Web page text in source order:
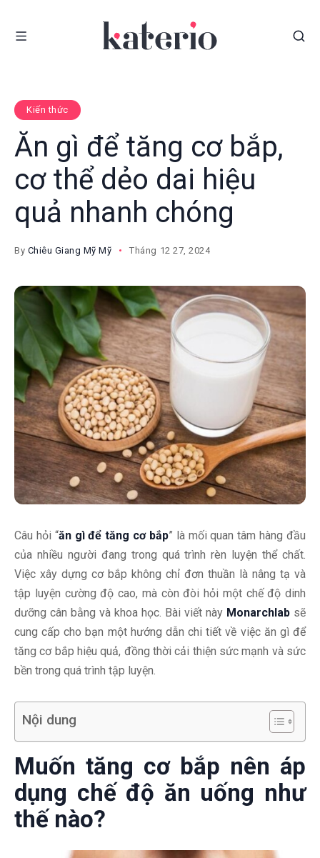
Kiến thức
Ăn gì để tăng cơ bắp,
cơ thể dẻo dai hiệu
quả nhanh chóng
By Chiêu Giang Mỹ Mỹ Tháng 12 27, 2024
Câu hỏi “ăn gì để tăng cơ bắp” là mối quan tâm hàng đầu
của nhiều người đang trong quá trình rèn luyện thể chất.
Việc xây dựng cơ bắp không chỉ đơn thuần là nâng tạ và
tập luyện cường độ cao, mà còn đòi hỏi một chế độ dinh
dưỡng cân bằng và khoa học. Bài viết này Monarchlab sẽ
cung cấp cho bạn một hướng dẫn chi tiết về việc ăn gì để
tăng cơ bắp hiệu quả, đồng thời cải thiện sức mạnh và sức
bền trong quá trình tập luyện.
Nội dung
Muốn tăng cơ bắp nên áp
dụng chế độ ăn uống như
thế nào?